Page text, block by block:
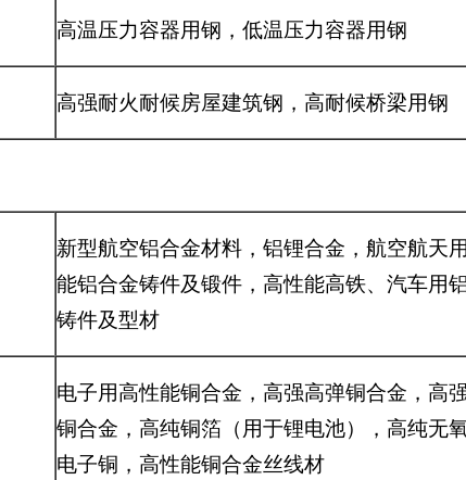
高温压力容器用钢，低温压力容器用钢
高强耐火耐候房屋建筑钢，高耐候桥梁用钢
新型航空铝合金材料，铝锂合金，航空航天
能铝合金铸件及锻件，高性能高铁、汽车用
铸件及型材
电子用高性能铜合金，高强高弹铜合金，高
铜合金，高纯铜箔（用于锂电池），高纯无氧
电子铜，高性能铜合金丝线材